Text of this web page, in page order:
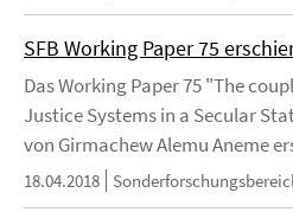
SFB Working Paper 75
Das Working Paper 75 "The
Justice Systems in a Secular
von Girmachew Alemu Aneme
18.04.2018